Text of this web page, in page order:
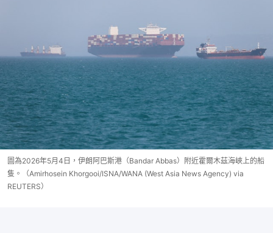
圖為2026年5月4日，伊朗阿巴斯港（Bandar Abbas）附近霍爾木茲海峽上的船
隻。（Amirhosein Khorgooi/ISNA/WANA (West Asia News Agency) via
REUTERS）